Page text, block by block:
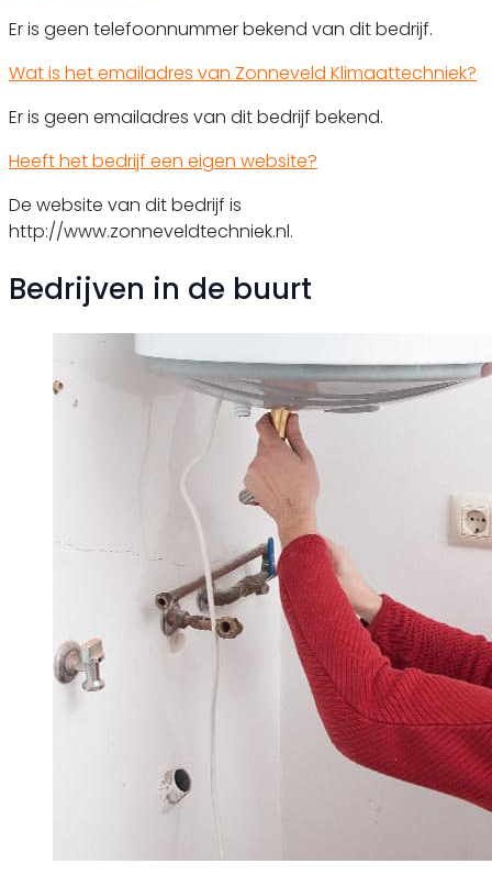
Er is geen telefoonnummer bekend van dit bedrijf.
Wat is het emailadres van Zonneveld Klimaattechniek?
Er is geen emailadres van dit bedrijf bekend.
Heeft het bedrijf een eigen website?
De website van dit bedrijf is
http://www.zonneveldtechniek.nl.
Bedrijven in de buurt